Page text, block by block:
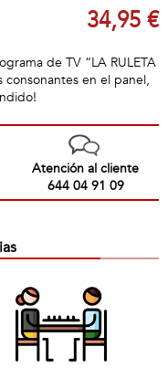
34,95 €
de TV “LA RULETA
consonantes en el panel,
Atención al cliente
644 04 91 09